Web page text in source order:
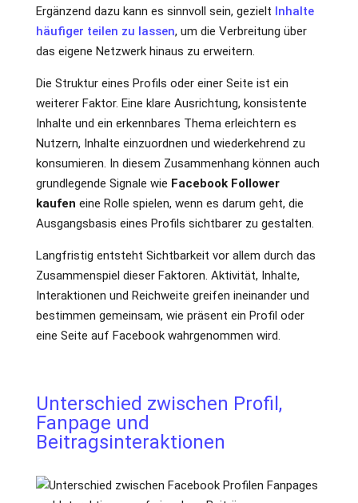
Ergänzend dazu kann es sinnvoll sein, gezielt Inhalte
häufiger teilen zu lassen, um die Verbreitung über
das eigene Netzwerk hinaus zu erweitern.
Die Struktur eines Profils oder einer Seite ist ein
weiterer Faktor. Eine klare Ausrichtung, konsistente
Inhalte und ein erkennbares Thema erleichtern es
Nutzern, Inhalte einzuordnen und wiederkehrend zu
konsumieren. In diesem Zusammenhang können auch
grundlegende Signale wie Facebook Follower
kaufen eine Rolle spielen, wenn es darum geht, die
Ausgangsbasis eines Profils sichtbarer zu gestalten.
Langfristig entsteht Sichtbarkeit vor allem durch das
Zusammenspiel dieser Faktoren. Aktivität, Inhalte,
Interaktionen und Reichweite greifen ineinander und
bestimmen gemeinsam, wie präsent ein Profil oder
eine Seite auf Facebook wahrgenommen wird.
Unterschied zwischen Profil,
Fanpage und
Beitragsinteraktionen